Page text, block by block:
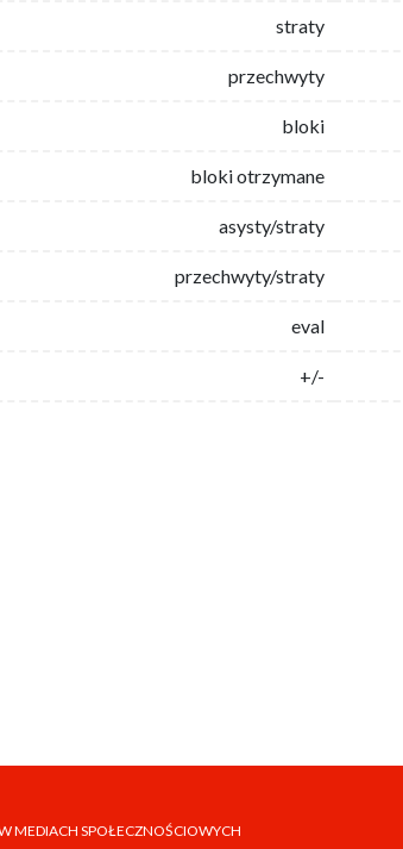
straty
przechwyty
bloki
bloki otrzymane
asysty/straty
przechwyty/straty
eval
+/-
MEDIACH SPOŁECZNOŚCIOWYCH